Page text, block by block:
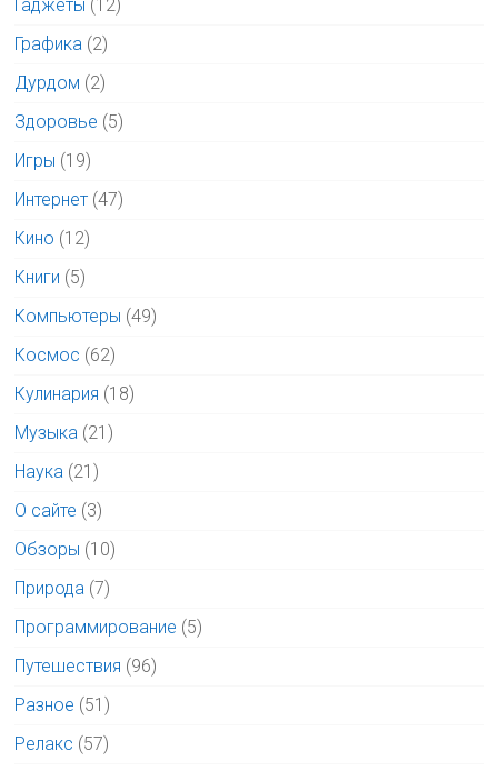
Гаджеты (12)
Графика (2)
Дурдом (2)
Здоровье (5)
Игры (19)
Интернет (47)
Кино (12)
Книги (5)
Компьютеры (49)
Космос (62)
Кулинария (18)
Музыка (21)
Наука (21)
О сайте (3)
Обзоры (10)
Природа (7)
Программирование (5)
Путешествия (96)
Разное (51)
Релакс (57)